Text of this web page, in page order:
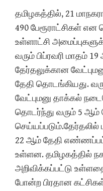
தமிழகத்தில், 21
490 பேரூராட்சிகள் என
உள்ளாட்சி
வரும் பிப்ரவரி மாதம்
தேர்தலுக்கான
தேதி தொடங்கியது.
வேட்புமனு தாக்கல்
தொடர்ந்து வரும் 5 ஆம்
செய்யப்படும்.தேர்தலில்
22 ஆம் தேதி
உள்ளன. தமிழகத்தில்
அறிவிக்கப்பட்டு
போன்ற பிரதான